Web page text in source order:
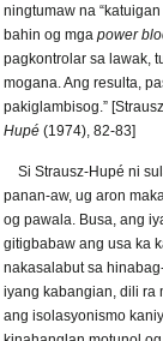
ningtumaw na
bahin og mga power
pagkontrolar sa lawak,
mogana. Ang resulta,
pakiglambisog.”
Hupé (1974), 82-83]
Si Strausz-Hupé ni
panan-aw, ug aron
og pawala. Busa, ang
gitigbabaw ang usa ka
nakasalabut sa
iyang kabangian, dili ra
ang isolasyonismo